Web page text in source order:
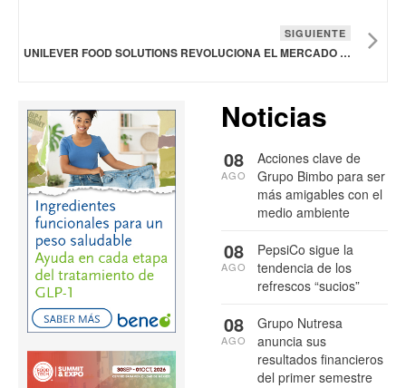
SIGUIENTE
UNILEVER FOOD SOLUTIONS REVOLUCIONA EL MERCADO CHINO DE SALSA DE SOYA
Noticias
Acciones clave de
Grupo Bimbo para ser
más amigables con el
medio ambiente
08
AGO
PepsiCo sigue la
tendencia de los
refrescos “sucios”
08
AGO
Grupo Nutresa
anuncia sus
resultados financieros
del primer semestre
08
AGO